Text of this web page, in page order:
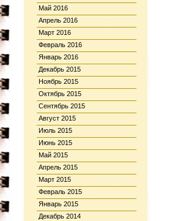
Май 2016
Апрель 2016
Март 2016
Февраль 2016
Январь 2016
Декабрь 2015
Ноябрь 2015
Октябрь 2015
Сентябрь 2015
Август 2015
Июль 2015
Июнь 2015
Май 2015
Апрель 2015
Март 2015
Февраль 2015
Январь 2015
Декабрь 2014